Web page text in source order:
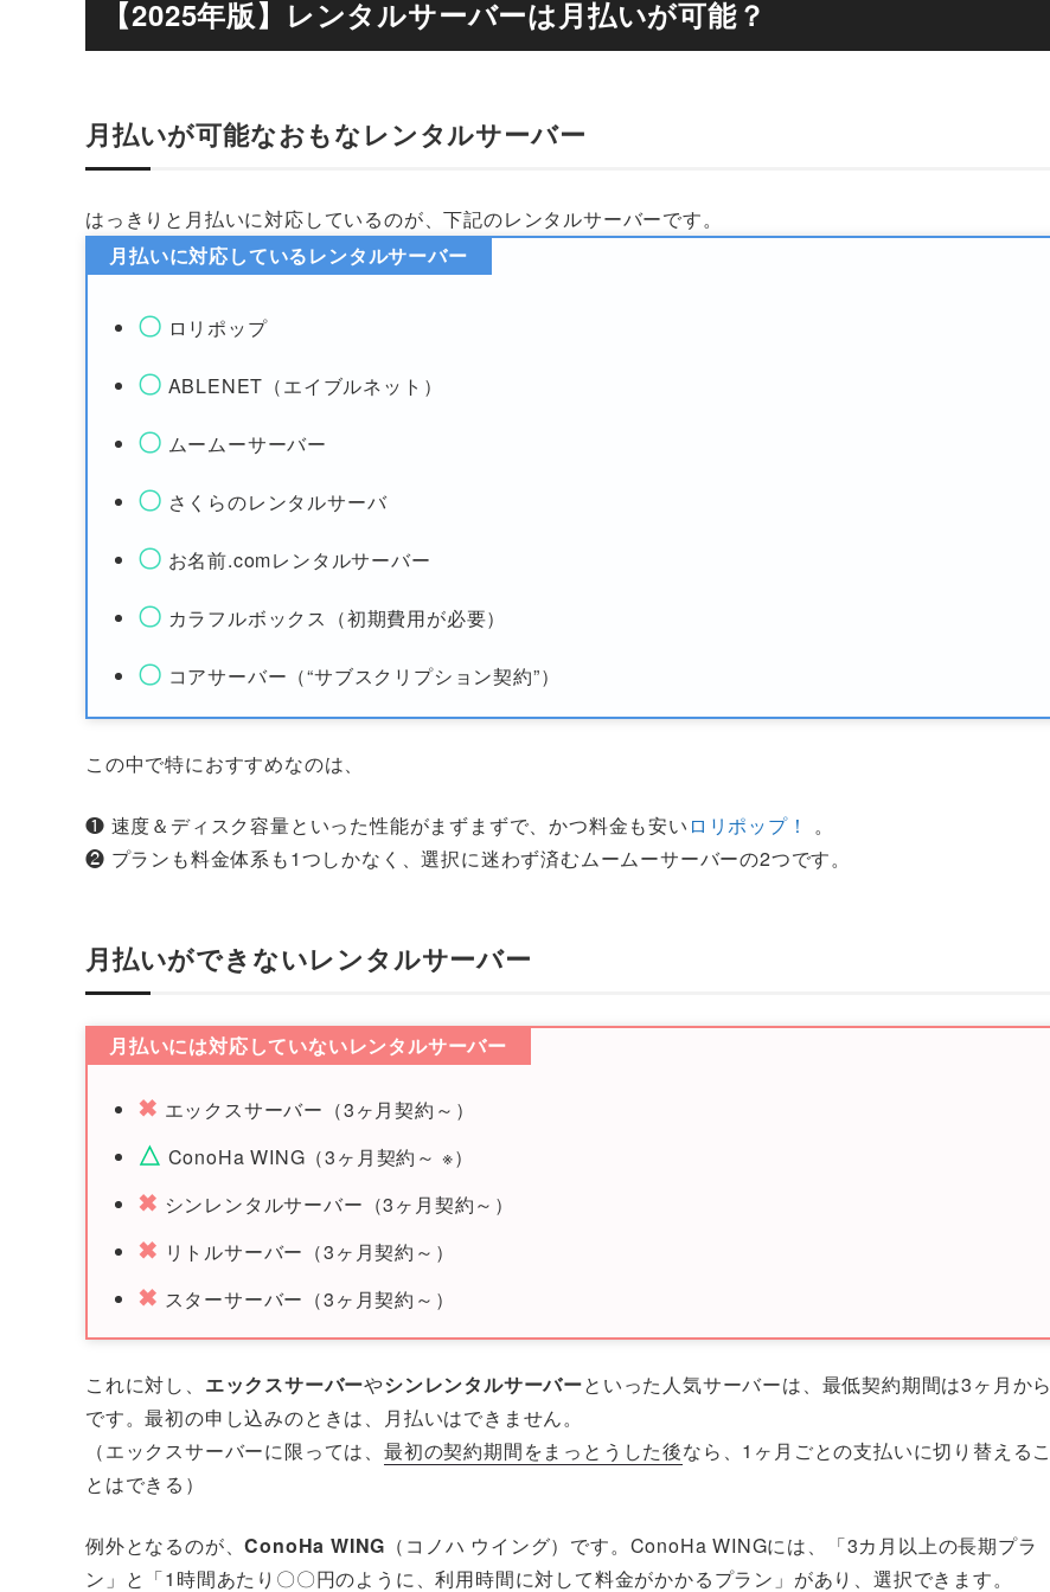
【2025年版】レンタルサーバーは月払いが可能？
月払いが可能なおもなレンタルサーバー
はっきりと月払いに対応しているのが、下記のレンタルサーバーです。
月払いに対応しているレンタルサーバー
〇 ロリポップ
〇 ABLENET（エイブルネット）
〇 ムームーサーバー
〇 さくらのレンタルサーバ
〇 お名前.comレンタルサーバー
〇 カラフルボックス（初期費用が必要）
〇 コアサーバー（“サブスクリプション契約”）
この中で特におすすめなのは、
❶ 速度＆ディスク容量といった性能がまずまずで、かつ料金も安い ロリポップ！
。
❷ プランも料金体系も1つしかなく、選択に迷わず済むムームーサーバーの2つです。
月払いができないレンタルサーバー
月払いには対応していないレンタルサーバー
✖ エックスサーバー（3ヶ月契約～）
△ ConoHa WING（3ヶ月契約～ ※）
✖ シンレンタルサーバー（3ヶ月契約～）
✖ リトルサーバー（3ヶ月契約～）
✖ スターサーバー（3ヶ月契約～）
これに対し、 エックスサーバーやシンレンタルサーバーといった人気サーバーは、最低契約期間は3ヶ月から
です。最初の申し込みのときは、月払いはできません。
（エックスサーバーに限っては、最初の契約期間をまっとうした後なら、1ヶ月ごとの支払いに切り替えるこ
とはできる）
例外となるのが、ConoHa WING （コノハ ウイング）です。ConoHa WINGには、「3カ月以上の長期プラ
ン」と「1時間あたり〇〇円のように、利用時間に対して料金がかかるプラン」があり、選択できます。